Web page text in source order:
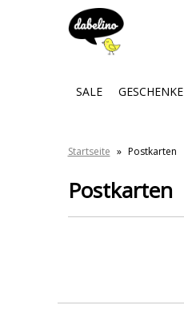
SALE GESCHENKE
Startseite » Postkarten
Postkarten